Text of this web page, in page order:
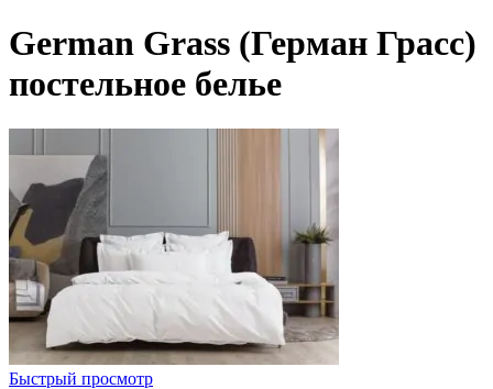
German Grass (Герман Грасс)
постельное белье
Быстрый просмотр